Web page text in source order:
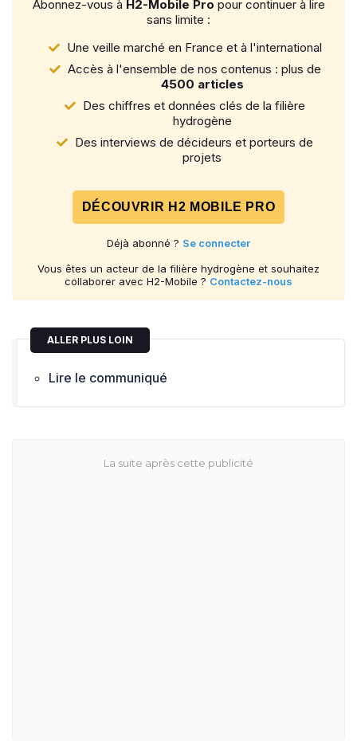
Abonnez-vous à H2-Mobile Pro pour continuer à lire
sans limite :
Une veille marché en France et à l'international
Accès à l'ensemble de nos contenus : plus de
4500 articles
Des chiffres et données clés de la filière
hydrogène
Des interviews de décideurs et porteurs de
projets
DÉCOUVRIR H2 MOBILE PRO
Déjà abonné ? Se connecter
Vous êtes un acteur de la filière hydrogène et souhaitez
collaborer avec H2-Mobile ? Contactez-nous
ALLER PLUS LOIN
Lire le communiqué